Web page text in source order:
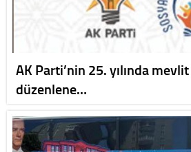
AK Parti’nin 25. yılında
düzenlene…